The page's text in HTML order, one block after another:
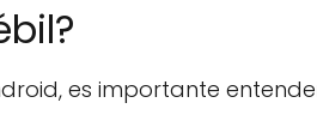
es importante